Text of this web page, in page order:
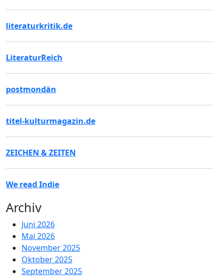
literaturkritik.de
LiteraturReich
postmondän
titel-kulturmagazin.de
ZEICHEN & ZEITEN
We read Indie
Archiv
Juni 2026
Mai 2026
November 2025
Oktober 2025
September 2025